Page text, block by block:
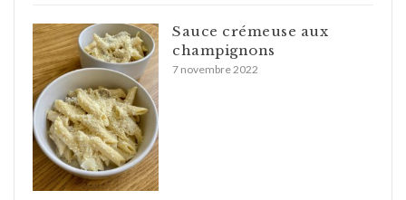
Sauce crémeuse aux
champignons
7 novembre 2022